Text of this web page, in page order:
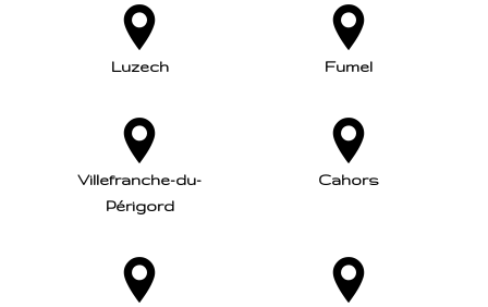
Luzech Fumel
Villefranche-du-
Périgord
Cahors